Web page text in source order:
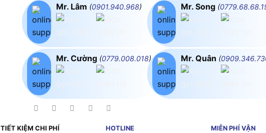
Mr. Lâm (0901.940.968)
Mr. Cường (0779.008.018)
Mr. Song (
Mr. Quân (
TIẾT KIỆM CHI PHÍ
HOTLINE
MIỄN PHÍ VẬN